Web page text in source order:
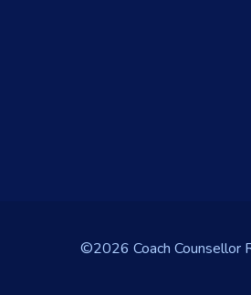
©2026 Coach Counsellor